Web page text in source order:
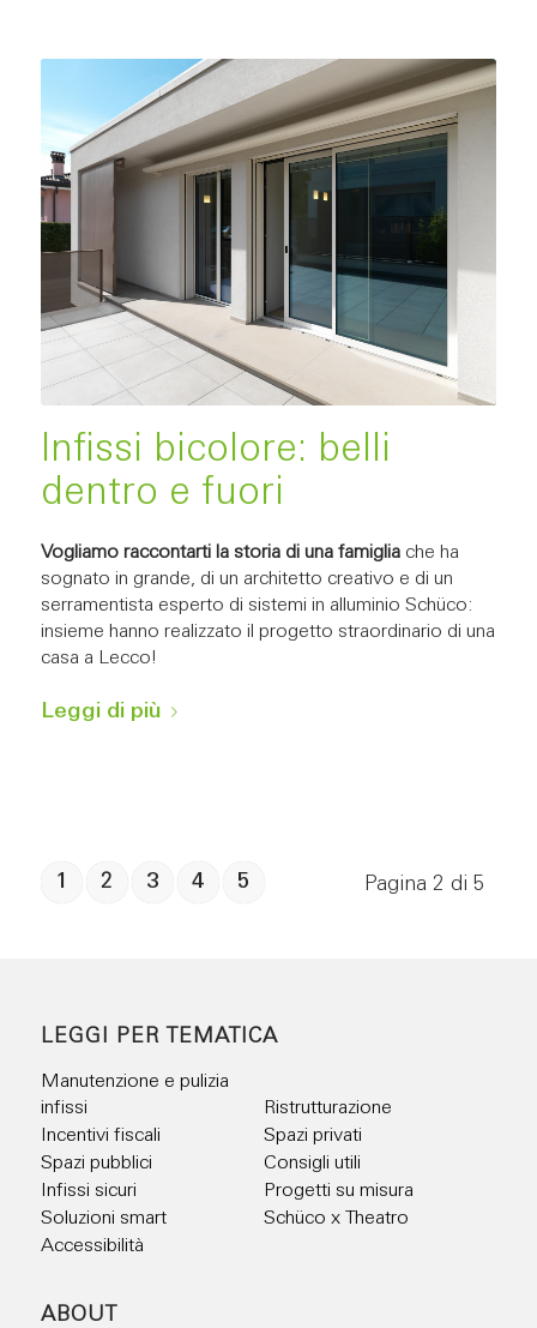
Infissi bicolore: belli
dentro e fuori
Vogliamo raccontarti la storia di una famiglia che ha
sognato in grande, di un architetto creativo e di un
serramentista esperto di sistemi in alluminio Schüco:
insieme hanno realizzato il progetto straordinario di una
casa a Lecco!
Leggi di più
Pagina 2 di 5
1 2 3 4 5
LEGGI PER TEMATICA
Manutenzione e pulizia
infissi
Ristrutturazione
Incentivi fiscali
Spazi privati
Spazi pubblici
Consigli utili
Infissi sicuri
Progetti su misura
Soluzioni smart
Schüco x Theatro
Accessibilità
ABOUT